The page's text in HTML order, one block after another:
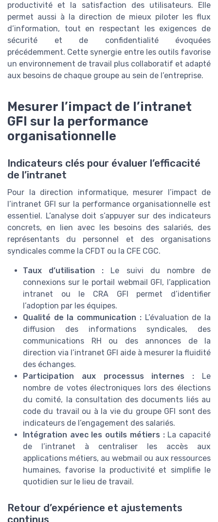
productivité et la satisfaction des utilisateurs. Elle
permet aussi à la direction de mieux piloter les flux
d’information, tout en respectant les exigences de
sécurité et de confidentialité évoquées
précédemment. Cette synergie entre les outils favorise
un environnement de travail plus collaboratif et adapté
aux besoins de chaque groupe au sein de l’entreprise.
Mesurer l’impact de l’intranet
GFI sur la performance
organisationnelle
Indicateurs clés pour évaluer l’efficacité
de l’intranet
Pour la direction informatique, mesurer l’impact de
l’intranet GFI sur la performance organisationnelle est
essentiel. L’analyse doit s’appuyer sur des indicateurs
concrets, en lien avec les besoins des salariés, des
représentants du personnel et des organisations
syndicales comme la CFDT ou la CFE CGC.
Taux d’utilisation : Le suivi du nombre de
connexions sur le portail webmail GFI, l’application
intranet ou le CRA GFI permet d’identifier
l’adoption par les équipes.
Qualité de la communication :L’évaluation de la
diffusion des informations syndicales, des
communications RH ou des annonces de la
direction via l’intranet GFI aide à mesurer la fluidité
des échanges.
Participation aux processus internes : Le
nombre de votes électroniques lors des élections
du comité, la consultation des documents liés au
code du travail ou à la vie du groupe GFI sont des
indicateurs de l’engagement des salariés.
Intégration avec les outils métiers :La capacité
de l’intranet à centraliser les accès aux
applications métiers, au webmail ou aux ressources
humaines, favorise la productivité et simplifie le
quotidien sur le lieu de travail.
Retour d’expérience et ajustements